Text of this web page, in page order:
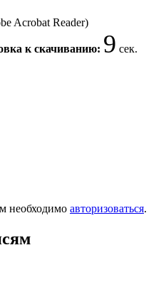
Acrobat Reader)
к скачиванию: 9 сек.
необходимо авторизоваться.